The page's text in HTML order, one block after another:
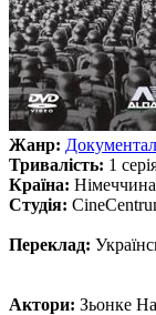
Жанр:
Тривалість: 1
Країна: Німеччина
Студія:
Переклад:
Актори: Зьонке